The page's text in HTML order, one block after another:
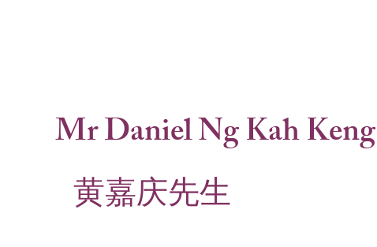
Mr Daniel Ng Kah Keng
黄嘉庆先生